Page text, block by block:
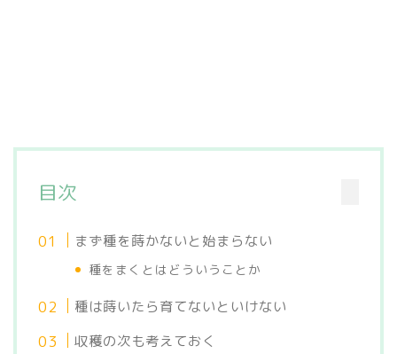
目次
まず種を蒔かないと始まらない
種をまくとはどういうことか
種は蒔いたら育てないといけない
収穫の次も考えておく